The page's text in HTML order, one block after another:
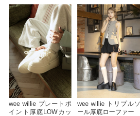
wee willie プレートポ
イント厚底LOWカッ
wee willie トリプルソ
ール厚底ローファー